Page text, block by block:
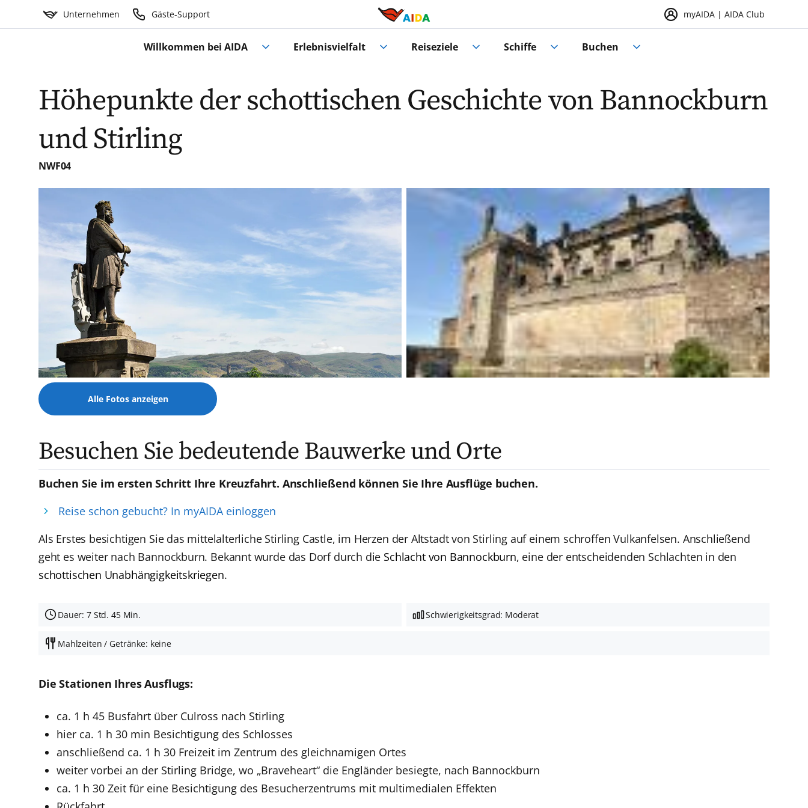
Unternehmen Gäste-Support myAIDA | AIDA Club
Willkommen bei AIDA Erlebnisvielfalt Reiseziele Schiffe Buchen
Höhepunkte der schottischen Geschichte von Bannockburn
und Stirling
NWF04
Alle Fotos anzeigen
Besuchen Sie bedeutende Bauwerke und Orte
Buchen Sie im ersten Schritt Ihre Kreuzfahrt. Anschließend können Sie Ihre Ausflüge buchen.
Reise schon gebucht? In myAIDA einloggen
Als Erstes besichtigen Sie das mittelalterliche Stirling Castle, im Herzen der Altstadt von Stirling auf einem schroffen Vulkanfelsen. Anschließend
geht es weiter nach Bannockburn. Bekannt wurde das Dorf durch die Schlacht von Bannockburn, eine der entscheidenden Schlachten in den
schottischen Unabhängigkeitskriegen.
Dauer: 7 Std. 45 Min. Schwierigkeitsgrad: Moderat
Mahlzeiten / Getränke: keine
Die Stationen Ihres Ausflugs:
ca. 1 h 45 Busfahrt über Culross nach Stirling
hier ca. 1 h 30 min Besichtigung des Schlosses
anschließend ca. 1 h 30 Freizeit im Zentrum des gleichnamigen Ortes
weiter vorbei an der Stirling Bridge, wo „Braveheart“ die Engländer besiegte, nach Bannockburn
ca. 1 h 30 Zeit für eine Besichtigung des Besucherzentrums mit multimedialen Effekten